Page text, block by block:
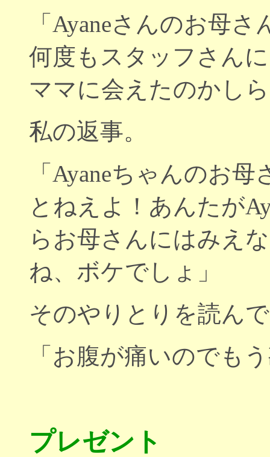
「Ayaneさんのお母
何度もスタッフさん
ママに会えたのかし
私の返事。
「Ayaneちゃんのお
とねえよ！あんたが
らお母さんにはみえ
ね、ボケでしょ」
そのやりとりを読ん
「お腹が痛いのでも
プレゼント